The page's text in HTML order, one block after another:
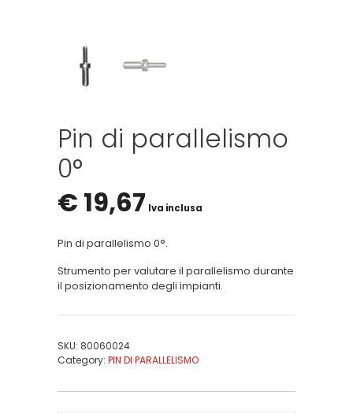
Pin di parallelismo
0°
€ 19,67 Iva inclusa
Pin di parallelismo 0°.
Strumento per valutare il parallelismo durante
il posizionamento degli impianti.
SKU: 80060024
Category: PIN DI PARALLELISMO